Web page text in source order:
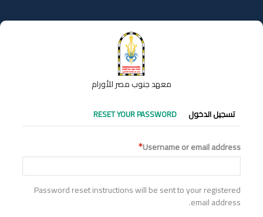
إلى
المحتوى
معهد جنوب مصر للأورام
التبويبات
الأساسية
تسجيل الدخول RESET YOUR PASSWORD
Username or email address
Password reset instructions will be sent to your registered
email address.